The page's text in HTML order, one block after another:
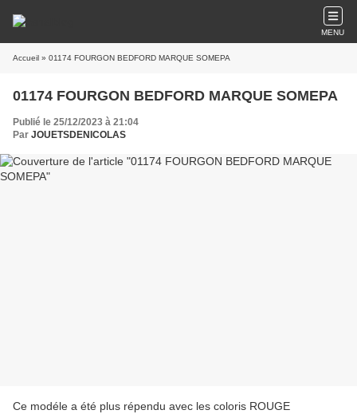
MENU
Accueil » 01174 FOURGON BEDFORD MARQUE SOMEPA
01174 FOURGON BEDFORD MARQUE SOMEPA
Publié le 25/12/2023 à 21:04
Par JOUETSDENICOLAS
Ce modéle a été plus répendu avec les coloris ROUGE